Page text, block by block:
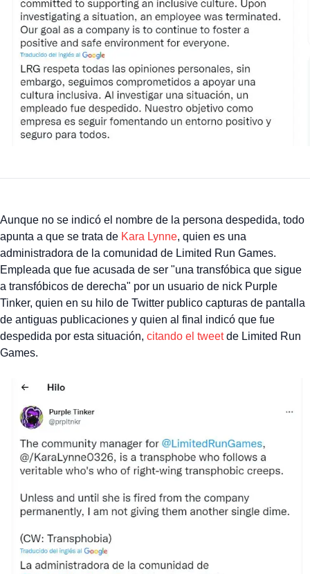
Aunque no se indicó el nombre de la persona despedida, todo
apunta a que se trata de Kara Lynne, quien es una
administradora de la comunidad de Limited Run Games.
Empleada que fue acusada de ser "una transfóbica que sigue
a transfóbicos de derecha" por un usuario de nick Purple
Tinker, quien en su hilo de Twitter publico capturas de pantalla
de antiguas publicaciones y quien al final indicó que fue
despedida por esta situación, citando el tweetde Limited Run
Games.